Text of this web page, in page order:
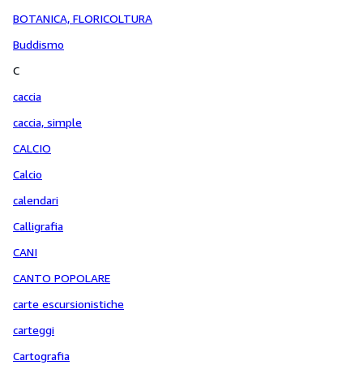
BOTANICA, FLORICOLTURA
Buddismo
C
caccia
caccia, simple
CALCIO
Calcio
calendari
Calligrafia
CANI
CANTO POPOLARE
carte escursionistiche
carteggi
Cartografia